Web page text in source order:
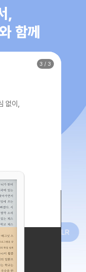
,
함께
없이,
최
3 / 3